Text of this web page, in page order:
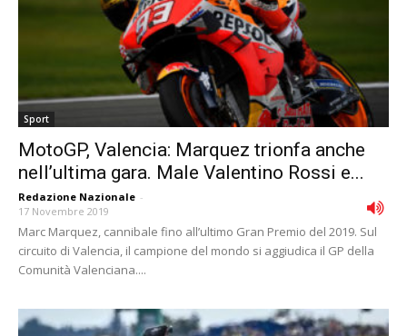
Sport
MotoGP, Valencia: Marquez trionfa anche
nell’ultima gara. Male Valentino Rossi e...
Redazione Nazionale -
17 Novembre 2019
Marc Marquez, cannibale fino all’ultimo Gran Premio del 2019. Sul
circuito di Valencia, il campione del mondo si aggiudica il GP della
Comunità Valenciana....